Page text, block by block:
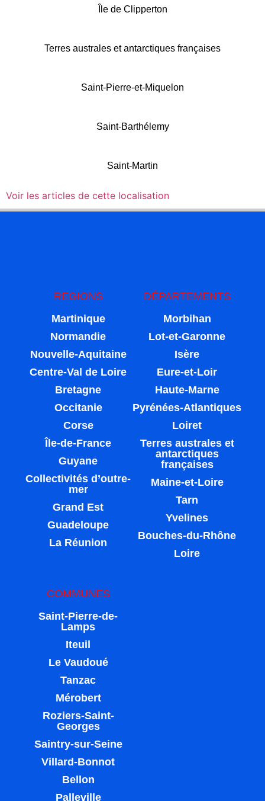
Île de Clipperton
Terres australes et antarctiques françaises
Saint-Pierre-et-Miquelon
Saint-Barthélemy
Saint-Martin
Voir les articles de cette localisation
REGIONS
Martinique
Normandie
Nouvelle-Aquitaine
Centre-Val de Loire
Bretagne
Occitanie
Corse
Île-de-France
Guyane
Collectivités d’outre-
mer
Grand Est
Guadeloupe
La Réunion
DÉPARTEMENTS
Morbihan
Lot-et-Garonne
Isère
Eure-et-Loir
Haute-Marne
Pyrénées-Atlantiques
Loiret
Terres australes et
antarctiques
françaises
Maine-et-Loire
Tarn
Yvelines
Bouches-du-Rhône
Loire
COMMUNES
Saint-Pierre-de-
Lamps
Iteuil
Le Vaudoué
Tanzac
Mérobert
Roziers-Saint-
Georges
Saintry-sur-Seine
Villard-Bonnot
Bellon
Palleville